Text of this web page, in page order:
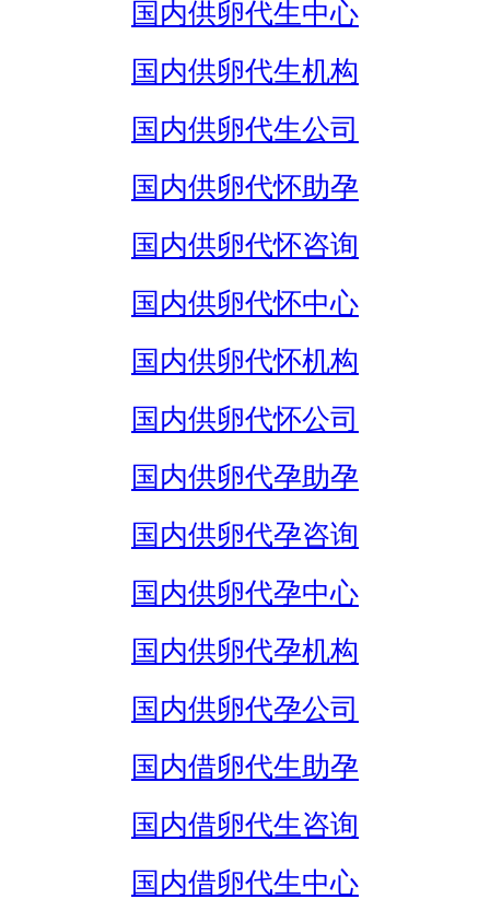
国内供卵代生中心
国内供卵代生机构
国内供卵代生公司
国内供卵代怀助孕
国内供卵代怀咨询
国内供卵代怀中心
国内供卵代怀机构
国内供卵代怀公司
国内供卵代孕助孕
国内供卵代孕咨询
国内供卵代孕中心
国内供卵代孕机构
国内供卵代孕公司
国内借卵代生助孕
国内借卵代生咨询
国内借卵代生中心